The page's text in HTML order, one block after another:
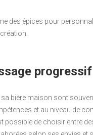
des épices pour
progressif
sa bière maison sont
et au niveau de
possible de choisir entre